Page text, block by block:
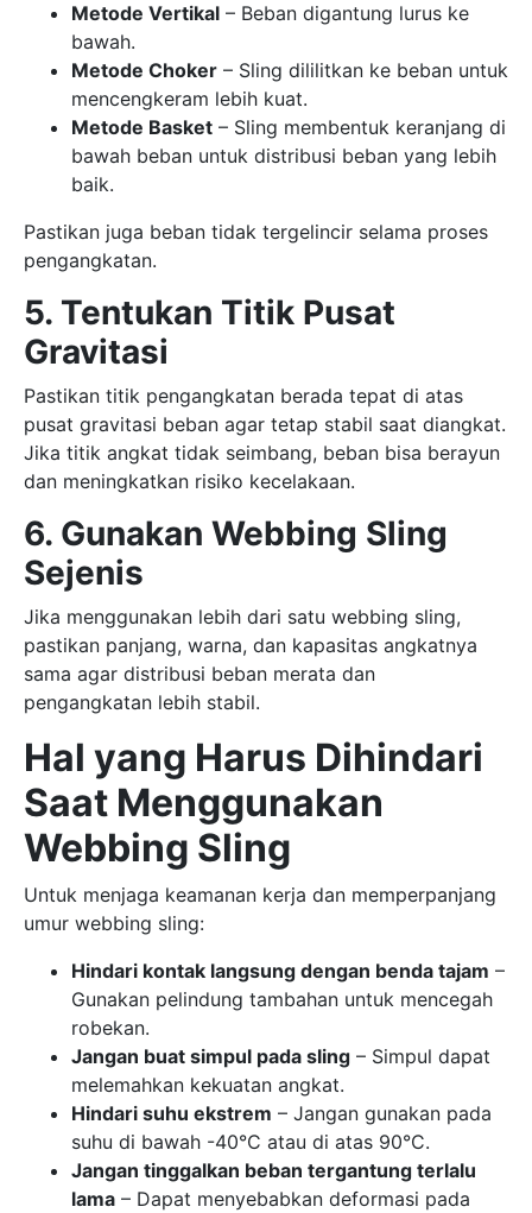
Metode Vertikal – Beban digantung lurus ke
bawah.
Metode Choker – Sling dililitkan ke beban untuk
mencengkeram lebih kuat.
Metode Basket – Sling membentuk keranjang di
bawah beban untuk distribusi beban yang lebih
baik.
Pastikan juga beban tidak tergelincir selama proses
pengangkatan.
5. Tentukan Titik Pusat
Gravitasi
Pastikan titik pengangkatan berada tepat di atas
pusat gravitasi beban agar tetap stabil saat diangkat.
Jika titik angkat tidak seimbang, beban bisa berayun
dan meningkatkan risiko kecelakaan.
6. Gunakan Webbing Sling
Sejenis
Jika menggunakan lebih dari satu webbing sling,
pastikan panjang, warna, dan kapasitas angkatnya
sama agar distribusi beban merata dan
pengangkatan lebih stabil.
Hal yang Harus Dihindari
Saat Menggunakan
Webbing Sling
Untuk menjaga keamanan kerja dan memperpanjang
umur webbing sling:
Hindari kontak langsung dengan benda tajam –
Gunakan pelindung tambahan untuk mencegah
robekan.
Jangan buat simpul pada sling – Simpul dapat
melemahkan kekuatan angkat.
Hindari suhu ekstrem – Jangan gunakan pada
suhu di bawah -40°C atau di atas 90°C.
Jangan tinggalkan beban tergantung terlalu
lama – Dapat menyebabkan deformasi pada